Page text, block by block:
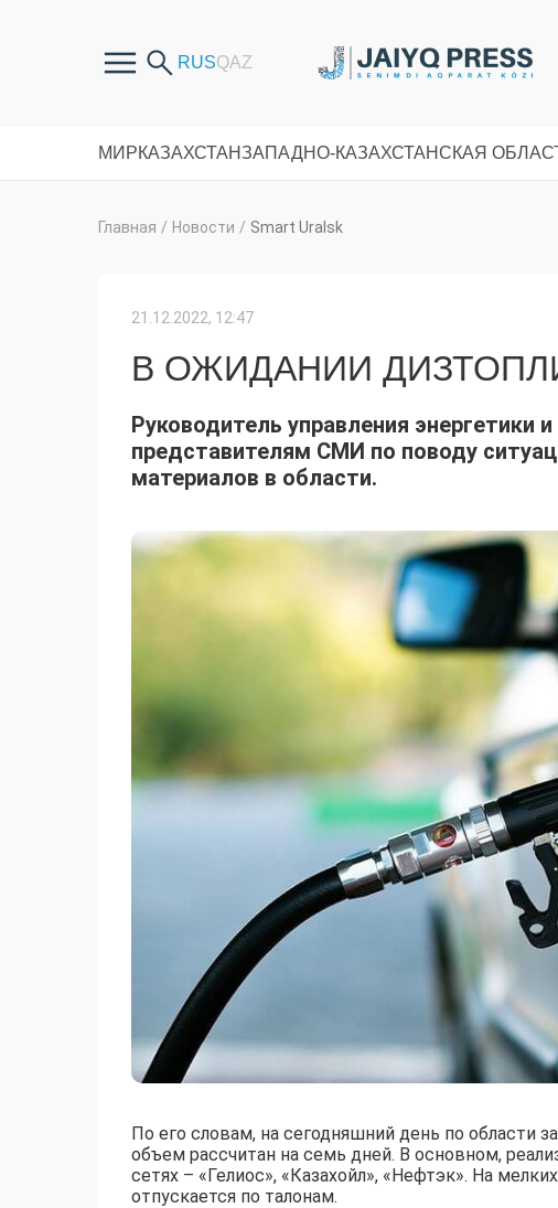
МИРКАЗАХСТАНЗАПАДНО-КАЗАХСТАНСКАЯ
Главная / Новости / Smart Uralsk
21.12.2022, 12:47
В ОЖИДАНИИ
Руководитель управления
представителям СМИ по поводу
материалов в области.
По его словам, на сегодняшний день по области
объем рассчитан на семь дней. В основном,
сетях – «Гелиос», «Казахойл», «Нефтэк». На
отпускается по талонам.